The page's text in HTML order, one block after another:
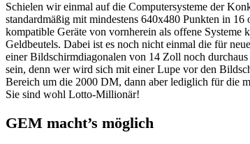
Schielen wir einmal auf die Computersysteme der
standardmäßig mit mindestens 640x480 Punkten in
kompatible Geräte von vornherein als offene Systeme
Geldbeutels. Dabei ist es noch nicht einmal die für
einer Bildschirmdiagonalen von 14 Zoll noch
sein, denn wer wird sich mit einer Lupe vor den
Bereich um die 2000 DM, dann aber lediglich für die
Sie sind wohl Lotto-Millionär!
GEM macht’s möglich